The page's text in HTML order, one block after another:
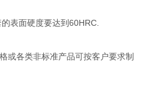
表面硬度要达到60HRC.
或各类非标准产品可按客户要求制